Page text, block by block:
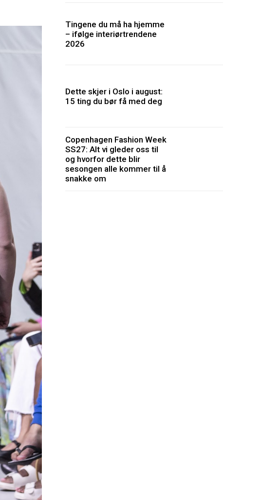
Tingene du må ha hjemme
– ifølge interiørtrendene
2026
Dette skjer i Oslo i august:
15 ting du bør få med deg
Copenhagen Fashion Week
SS27: Alt vi gleder oss til
og hvorfor dette blir
sesongen alle kommer til å
snakke om